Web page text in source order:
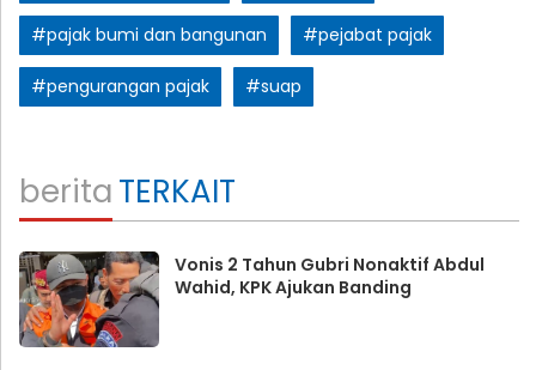
#pajak bumi dan bangunan #pejabat pajak
#pengurangan pajak #suap
beritaTERKAIT
Vonis 2 Tahun Gubri Nonaktif Abdul
Wahid, KPK Ajukan Banding